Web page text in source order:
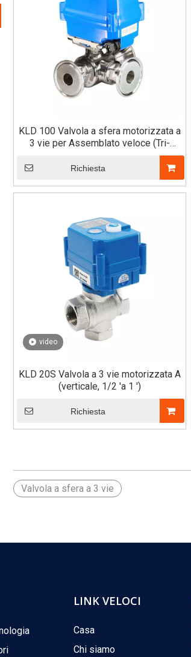
KLD 100 Valvola a sfera motorizzata a
3 vie per Assemblato veloce (Tri-
Richiesta
video
KLD 20S Valvola a 3 vie motorizzata A
(verticale, 1/2 'a 1 ')
Richiesta
Valvola a sfera a 3 vie
LINK VELOCI
Casa
Chi siamo